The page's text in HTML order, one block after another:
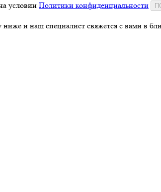
условии Политики конфиденциальности
и наш специалист свяжется с вами в